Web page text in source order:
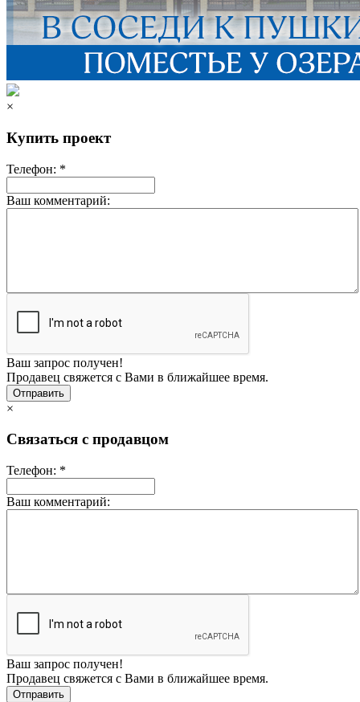
×
Купить проект
Телефон: *
Ваш комментарий:
Ваш запрос получен!
Продавец свяжется с Вами в ближайшее время.
×
Связаться с продавцом
Телефон: *
Ваш комментарий:
Ваш запрос получен!
Продавец свяжется с Вами в ближайшее время.